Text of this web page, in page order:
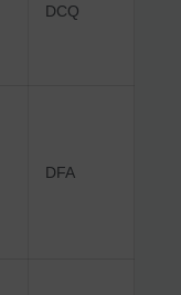
DCQ
DFA